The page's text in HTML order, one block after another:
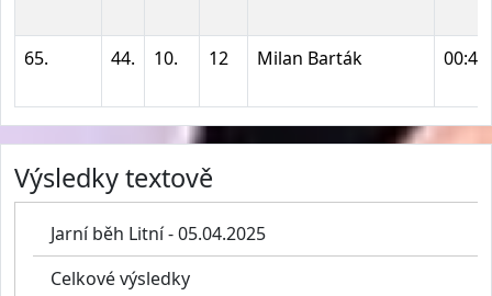
65. 44. 10. 12 Milan Barták
Výsledky textově
Jarní běh Litní - 05.04.2025
Celkové výsledky